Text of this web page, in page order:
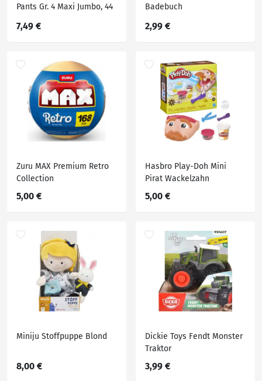
Pants Gr. 4 Maxi Jumbo, 44
7,49 €
Badebuch
2,99 €
Zuru MAX Premium Retro
Collection
5,00 €
Hasbro Play-Doh Mini
Pirat Wackelzahn
5,00 €
Miniju Stoffpuppe Blond
8,00 €
Dickie Toys Fendt Monster
Traktor
3,99 €